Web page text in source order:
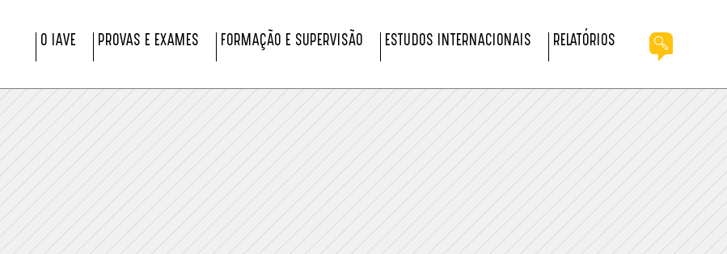
O IAVE PROVAS E EXAMES FORMAÇÃO E SUPERVISÃO ESTUDOS INTERNACIONAIS RELATÓRIOS